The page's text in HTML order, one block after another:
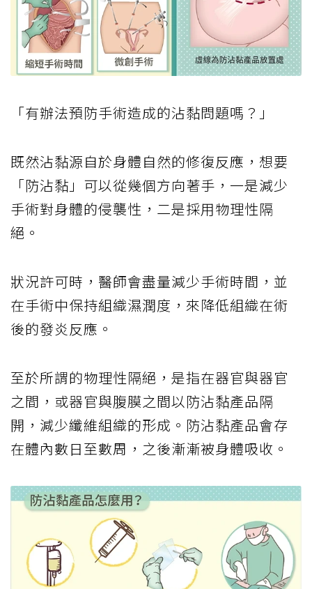
「有辦法預防手術造成的沾黏問題嗎？」
既然沾黏源自於身體自然的修復反應，想要
「防沾黏」可以從幾個方向著手，一是減少
手術對身體的侵襲性，二是採用物理性隔
絕。
狀況許可時，醫師會盡量減少手術時間，並
在手術中保持組織濕潤度，來降低組織在術
後的發炎反應。
至於所謂的物理性隔絕，是指在器官與器官
之間，或器官與腹膜之間以防沾黏產品隔
開，減少纖維組織的形成。防沾黏產品會存
在體內數日至數周，之後漸漸被身體吸收。